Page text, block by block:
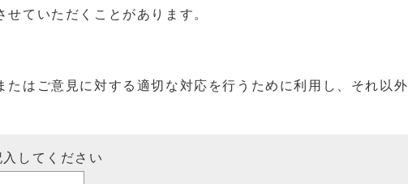
ていただくことがあります。
はご意見に対する適切な対応を行うために利用し、それ以
してください